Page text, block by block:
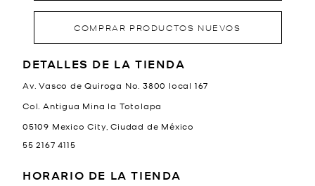
COMPRAR PRODUCTOS NUEVOS
LOCATION INFORMATION
DETALLES DE LA TIENDA
Av. Vasco de Quiroga No. 3800 local 167
Col. Antigua Mina la Totolapa
05109 Mexico City Ciudad de México
55 2167 4115
HORARIO DE LA TIENDA